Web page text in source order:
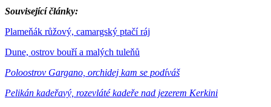
Související články:
Plameňák růžový, camargský ptačí ráj
Dune, ostrov bouří a malých tuleňů
Poloostrov Gargano, orchidej kam se podíváš
Pelikán kadeřavý, rozevláté kadeře nad jezerem Kerkini